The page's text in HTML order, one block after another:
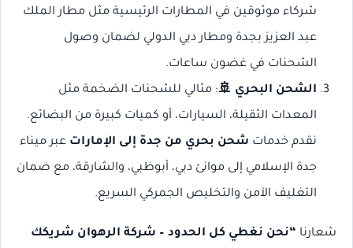
شركاء موثوقين في المطارات الرئيسية مثل مطار الملك
عبد العزيز بجدة ومطار دبي الدولي لضمان وصول
الشحنات في غضون ساعات.
الشحن البحري 🚢: مثالي للشحنات الضخمة مثل
المعدات الثقيلة، السيارات، أو كميات كبيرة من البضائع.
نقدم خدمات شحن بحري من جدة إلى الإمارات عبر ميناء
جدة الإسلامي إلى موانئ دبي، أبوظبي، والشارقة، مع ضمان
التغليف الآمن والتخليص الجمركي السريع.
شعارنا “نحن نغطي كل الحدود – شركة الرهوان شريكك